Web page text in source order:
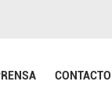
CONTACTO